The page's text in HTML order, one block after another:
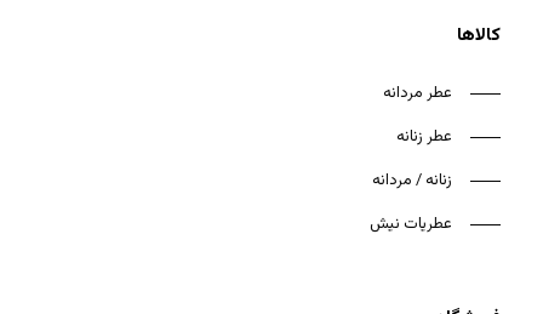
کالاها
عطر مردانه
عطر زنانه
زنانه / مردانه
عطریات نیش